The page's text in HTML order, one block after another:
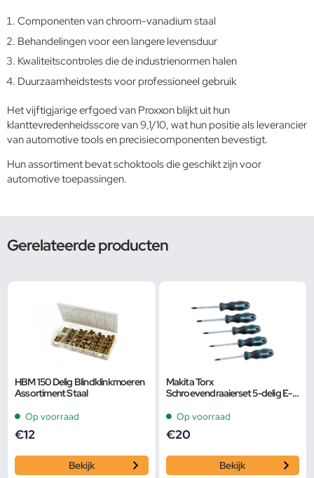
Componenten van chroom-vanadium staal
Behandelingen voor een langere levensduur
Kwaliteitscontroles die de industrienormen halen
Duurzaamheidstests voor professioneel gebruik
Het vijftigjarige erfgoed van Proxxon blijkt uit hun
klanttevredenheidsscore van 9,1/10, wat hun positie als leverancier
van automotive tools en precisiecomponenten bevestigt.
Hun assortiment bevatschoktoolsdie geschikt zijn voor
automotive toepassingen.
Gerelateerde producten
HBM 150 Delig Blindklinkmoeren
Assortiment Staal
Op voorraad
€12
Bekijk
Makita Torx
Schroevendraaierset 5-delig E-
Op voorraad
€20
Bekijk